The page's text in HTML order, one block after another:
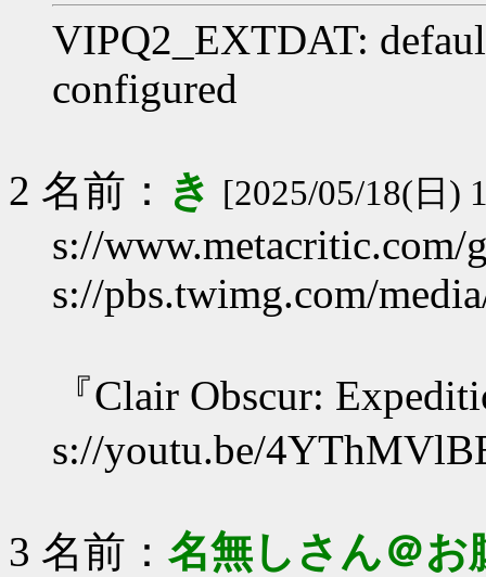
VIPQ2_EXTDAT:
configured
2 名前： き [2025/05/18(日)
s://www.metacritic.com/
s://pbs.twimg.com/
『Clair Obscur:
s://youtu.be/
3 名前： 名無しさん＠